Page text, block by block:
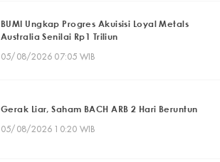
BUMI Ungkap Progres Akuisisi Loyal Metals
Australia Senilai Rp1 Triliun
05/08/2026 07:05 WIB
Gerak Liar, Saham BACH ARB 2 Hari Beruntun
05/08/2026 10:20 WIB